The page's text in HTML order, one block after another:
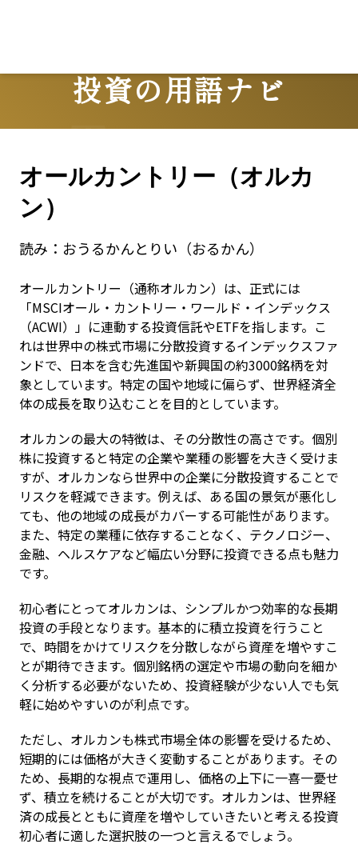
投資の用語ナビ
Terms
オールカントリー（オルカ
ン）
読み： おうるかんとりい（おるかん）
オールカントリー（通称オルカン）は、正式には
「MSCIオール・カントリー・ワールド・インデックス
（ACWI）」に連動する投資信託やETFを指します。こ
れは世界中の株式市場に分散投資するインデックスファ
ンドで、日本を含む先進国や新興国の約3000銘柄を対
象としています。特定の国や地域に偏らず、世界経済全
体の成長を取り込むことを目的としています。
オルカンの最大の特徴は、その分散性の高さです。個別
株に投資すると特定の企業や業種の影響を大きく受けま
すが、オルカンなら世界中の企業に分散投資することで
リスクを軽減できます。例えば、ある国の景気が悪化し
ても、他の地域の成長がカバーする可能性があります。
また、特定の業種に依存することなく、テクノロジー、
金融、ヘルスケアなど幅広い分野に投資できる点も魅力
です。
初心者にとってオルカンは、シンプルかつ効率的な長期
投資の手段となります。基本的に積立投資を行うこと
で、時間をかけてリスクを分散しながら資産を増やすこ
とが期待できます。個別銘柄の選定や市場の動向を細か
く分析する必要がないため、投資経験が少ない人でも気
軽に始めやすいのが利点です。
ただし、オルカンも株式市場全体の影響を受けるため、
短期的には価格が大きく変動することがあります。その
ため、長期的な視点で運用し、価格の上下に一喜一憂せ
ず、積立を続けることが大切です。オルカンは、世界経
済の成長とともに資産を増やしていきたいと考える投資
初心者に適した選択肢の一つと言えるでしょう。